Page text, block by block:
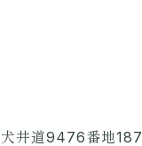
井道9476番地187